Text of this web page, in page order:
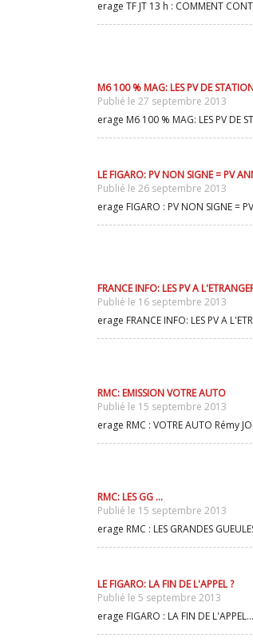
erage TF JT 13 h : COMMENT
M6 100 % MAG: LES PV DE
Publié le 27 septembre 2013
erage M6 100 % MAG: LES PV DE
LE FIGARO: PV NON SIGNE = PV
Publié le 26 septembre 2013
erage FIGARO : PV NON SIGNE =
FRANCE INFO: LES PV A
Publié le 16 septembre 2013
erage FRANCE INFO: LES PV A
RMC: EMISSION VOTRE AUTO
Publié le 15 septembre 2013
erage RMC : VOTRE AUTO Rémy
RMC: LES GG ...
Publié le 15 septembre 2013
erage RMC : LES GRANDES
LE FIGARO: LA FIN DE L'APPEL ?
Publié le 5 septembre 2013
erage FIGARO : LA FIN DE L'APPEL...